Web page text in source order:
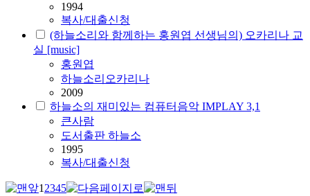
1994
복사/대출신청
(하늘소리와 함께하는 홍원엽 선생님의) 오카리나 교
실 [music]
홍원엽
하늘소리오카리나
2009
하늘소의 재미있는 컴퓨터음악 IMPLAY 3,1
큰사람
도서출판 하늘소
1995
복사/대출신청
12345